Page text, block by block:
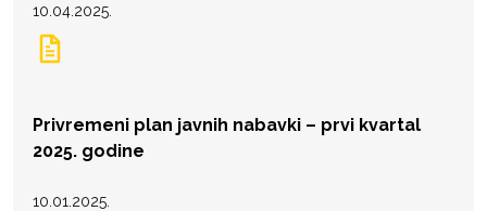
10.04.2025.
Privremeni plan javnih nabavki – prvi kvartal
2025. godine
10.01.2025.